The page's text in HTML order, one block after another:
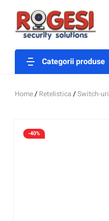
Categorii produse
Home/Retelistica/Switch-uri
-40%